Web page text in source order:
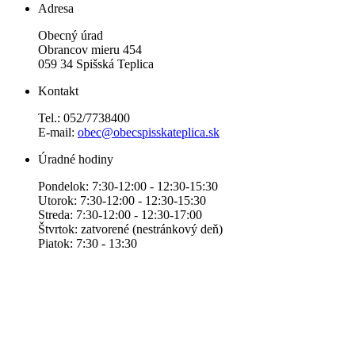
Adresa
Obecný úrad
Obrancov mieru 454
059 34 Spišská Teplica
Kontakt
Tel.: 052/7738400
E-mail: obec@obecspisskateplica.sk
Úradné hodiny
Pondelok: 7:30-12:00 - 12:30-15:30
Utorok: 7:30-12:00 - 12:30-15:30
Streda: 7:30-12:00 - 12:30-17:00
Štvrtok: zatvorené (nestránkový deň)
Piatok: 7:30 - 13:30